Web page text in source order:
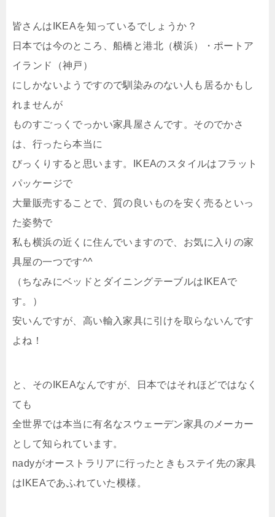
皆さんはIKEAを知っているでしょうか？
日本では今のところ、船橋と港北（横浜）・ポートア
イランド（神戸）
にしかないようですので馴染みのない人も居るかもし
れませんが
ものすごっくでっかい家具屋さんです。そのでかさ
は、行ったら本当に
びっくりすると思います。IKEAのスタイルはフラット
パッケージで
大量販売することで、質の良いものを安く売るといっ
た姿勢で
私も横浜の近くに住んでいますので、お気に入りの家
具屋の一つです^^
（ちなみにベッドとダイニングテーブルはIKEAで
す。）
安いんですが、高い輸入家具に引けを取らないんです
よね！
と、そのIKEAなんですが、日本ではそれほどではなく
ても
全世界では本当に有名なスウェーデン家具のメーカー
として知られています。
nadyがオーストラリアに行ったときもステイ先の家具
はIKEAであふれていた模様。